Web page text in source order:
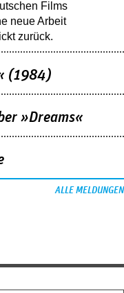
Films
neue Arbeit
zurück.
(1984)
»Dreams«
ALLE MELDUNGEN